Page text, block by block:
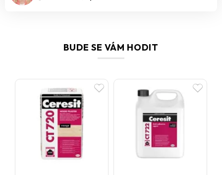
BUDE SE VÁM HODIT